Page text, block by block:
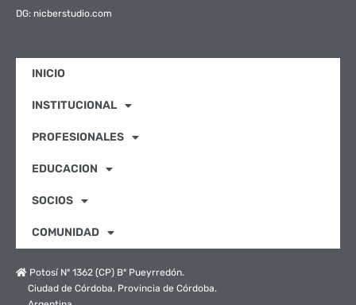
DG: nicberstudio.com
INICIO
INSTITUCIONAL
PROFESIONALES
EDUCACION
SOCIOS
COMUNIDAD
Potosí Nº 1362 (CP) Bº Pueyrredón.
Ciudad de Córdoba. Provincia de Córdoba.